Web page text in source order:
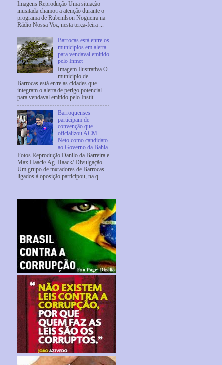
Imagens Reprodução Uma situação
inusitada chamou a atenção durante o
programa de Rubenilson Nogueira na
Rádio Nossa Voz, nesta terça-feira ...
Barrocas está entre os
municípios em alerta
para vendaval emitido
pelo Inmet
Imagem Ilustrativa O
município de
Barrocas está entre as cidades que
integram o alerta de perigo potencial
para vendaval emitido pelo Instit...
Barroquenses
participam de
convenção que
oficializou ACM
Neto como candidato
ao Governo da Bahia
Fotos Reprodução Danilo da Barreira e
Max Haack/ Ag. Haack/ Divulgação
Um grupo de moradores de Barrocas
ligados à oposição participou, na q...